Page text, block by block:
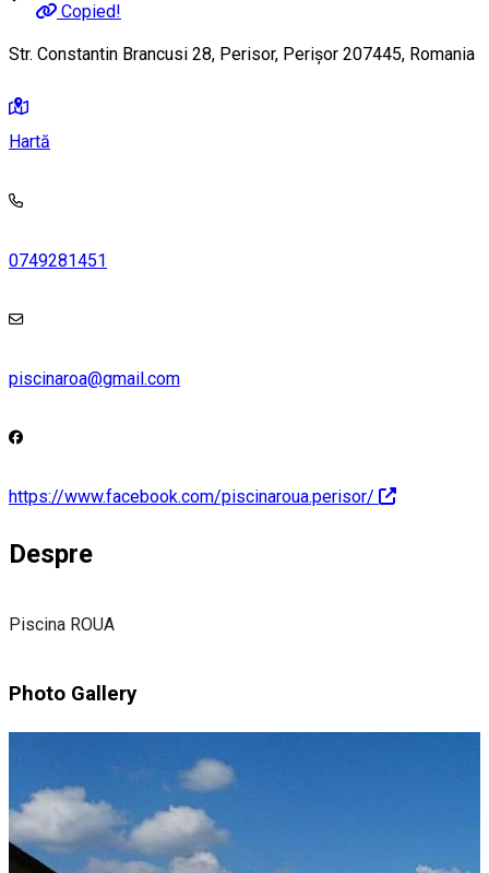
Copied!
Str. Constantin Brancusi 28, Perisor, Perișor 207445, Romania
Hartă
0749281451
piscinaroa@gmail.com
https://www.facebook.com/piscinaroua.perisor/
Despre
Piscina ROUA
Photo Gallery